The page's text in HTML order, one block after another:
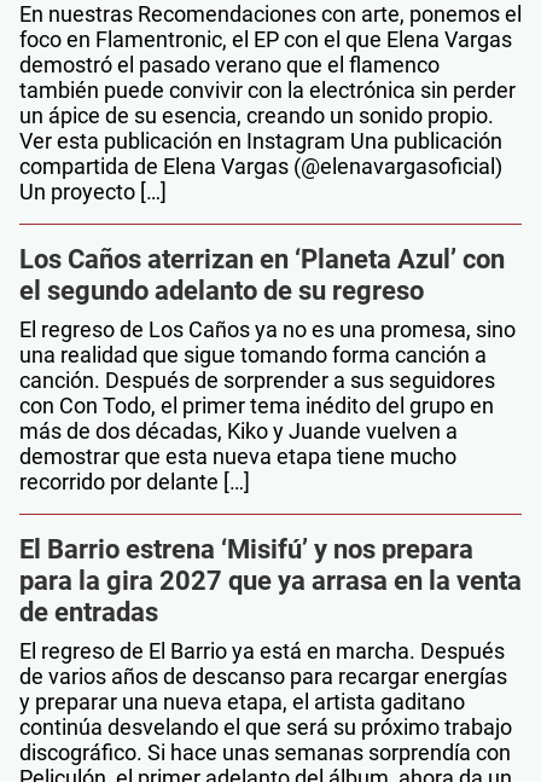
En nuestras Recomendaciones con arte, ponemos el
foco en Flamentronic, el EP con el que Elena Vargas
demostró el pasado verano que el flamenco
también puede convivir con la electrónica sin perder
un ápice de su esencia, creando un sonido propio.
Ver esta publicación en Instagram Una publicación
compartida de Elena Vargas (@elenavargasoficial)
Un proyecto […]
Los Caños aterrizan en ‘Planeta Azul’ con
el segundo adelanto de su regreso
El regreso de Los Caños ya no es una promesa, sino
una realidad que sigue tomando forma canción a
canción. Después de sorprender a sus seguidores
con Con Todo, el primer tema inédito del grupo en
más de dos décadas, Kiko y Juande vuelven a
demostrar que esta nueva etapa tiene mucho
recorrido por delante […]
El Barrio estrena ‘Misifú’ y nos prepara
para la gira 2027 que ya arrasa en la venta
de entradas
El regreso de El Barrio ya está en marcha. Después
de varios años de descanso para recargar energías
y preparar una nueva etapa, el artista gaditano
continúa desvelando el que será su próximo trabajo
discográfico. Si hace unas semanas sorprendía con